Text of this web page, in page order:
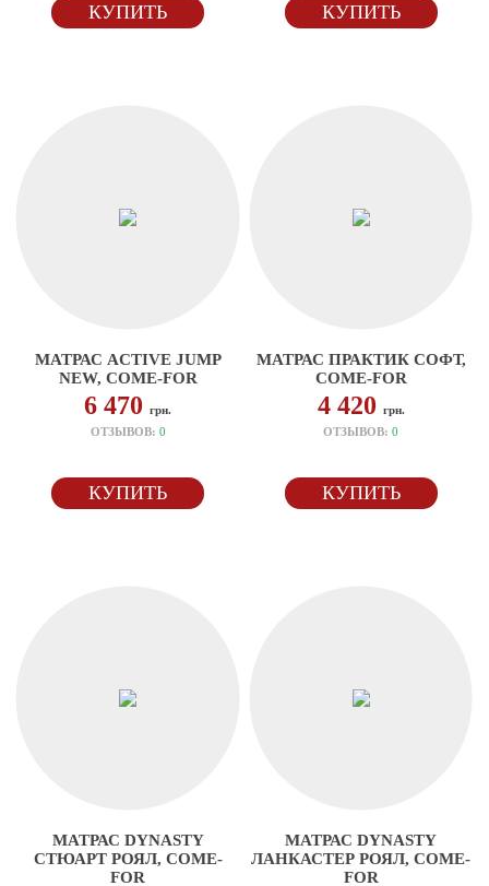
КУПИТЬ КУПИТЬ
МАТРАС ACTIVE JUMP
NEW, COME-FOR
6 470грн.
ОТЗЫВОВ: 0
КУПИТЬ
МАТРАС ПРАКТИК СОФТ,
COME-FOR
4 420 грн.
ОТЗЫВОВ:0
КУПИТЬ
МАТРАС DYNASTY
СТЮАРТ РОЯЛ, COME-
FOR
МАТРАС DYNASTY
ЛАНКАСТЕР РОЯЛ, COME-
FOR